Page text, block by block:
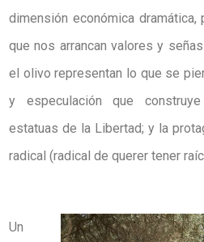
dimensión económica
que nos arrancan valores y
el olivo representan lo que se
y especulación que
estatuas de la Libertad; y la
radical (radical de querer tener
Un